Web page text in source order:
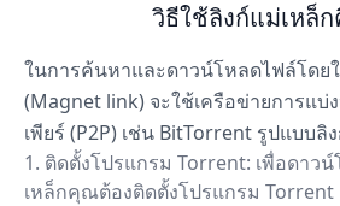
วิธีใช้ลิงก์แม่เหล็ก
ในการค้นหาและดาวน์โหลดไฟล์โดย
(Magnet link) จะใช้เครือข่ายการแบ่
เพียร์ (P2P) เช่น BitTorrent รูปแบบลิ
ติดตั้งโปรแกรม Torrent: เพื่อดาว
เหล็กคุณต้องติดตั้งโปรแกรม Torrent